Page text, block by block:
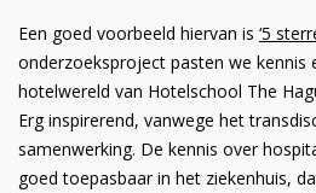
Een goed voorbeeld hiervan is ‘5
onderzoeksproject pasten we kennis
hotelwereld van Hotelschool The
Erg inspirerend, vanwege het
samenwerking. De kennis over
goed toepasbaar in het ziekenhuis,